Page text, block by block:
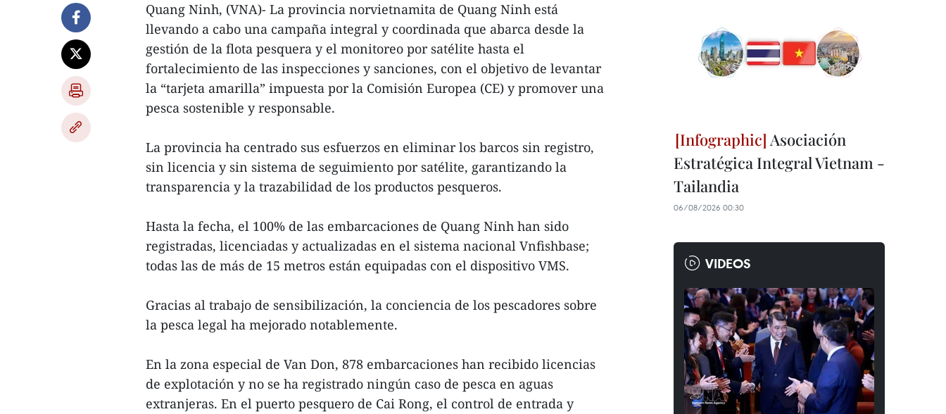
Quang Ninh, (VNA)- La provincia norvietnamita de Quang Ninh está
llevando a cabo una campaña integral y coordinada que abarca desde la
gestión de la flota pesquera y el monitoreo por satélite hasta el
fortalecimiento de las inspecciones y sanciones, con el objetivo de levantar
la “tarjeta amarilla” impuesta por la Comisión Europea (CE) y promover una
pesca sostenible y responsable.
La provincia ha centrado sus esfuerzos en eliminar los barcos sin registro,
sin licencia y sin sistema de seguimiento por satélite, garantizando la
transparencia y la trazabilidad de los productos pesqueros.
Hasta la fecha, el 100% de las embarcaciones de Quang Ninh han sido
registradas, licenciadas y actualizadas en el sistema nacional Vnfishbase;
todas las de más de 15 metros están equipadas con el dispositivo VMS.
Gracias al trabajo de sensibilización, la conciencia de los pescadores sobre
la pesca legal ha mejorado notablemente.
En la zona especial de Van Don, 878 embarcaciones han recibido licencias
de explotación y no se ha registrado ningún caso de pesca en aguas
extranjeras. En el puerto pesquero de Cai Rong, el control de entrada y
Asociación
Estratégica Integral Vietnam -
Tailandia
06/08/2026 00:30
VIDEOS